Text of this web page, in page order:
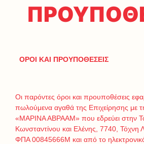
ΟΡΟΙ ΚΑΙ ΠΡΟΥΠΟΘΕΣΕΙΣ
Οι παρόντες όροι και προυποθέσεις
πωλούμενα αγαθά της Επιχείρησης με
«ΜΑΡΙΝΑ ΑΒΡΑΑΜ» που εδρεύει στην
Κωνσταντίνου και Ελένης, 7740, Τόχνη
ΦΠΑ 00845666Μ και από το